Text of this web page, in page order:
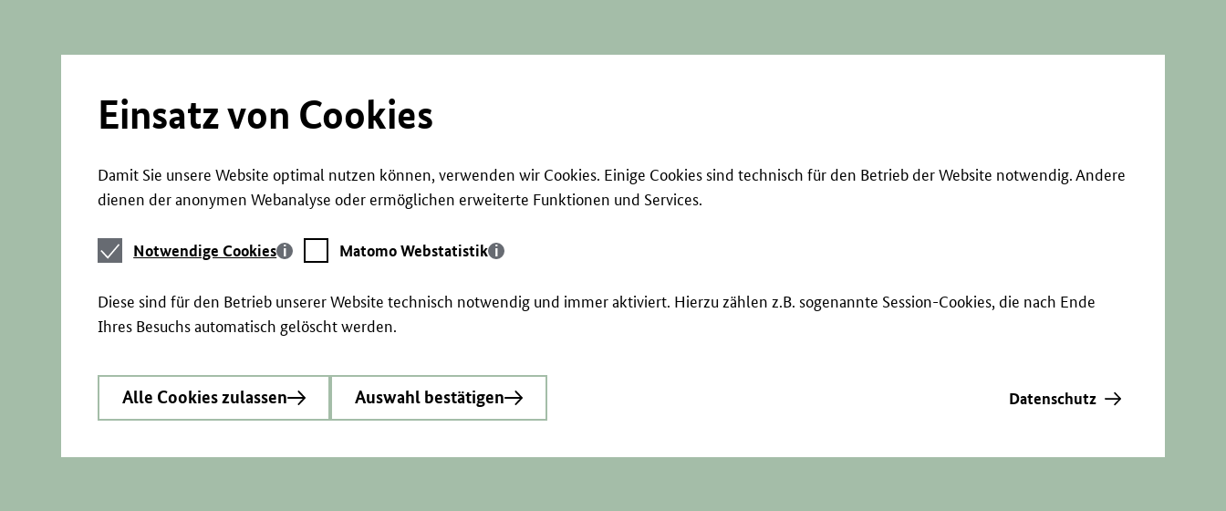
Einsatz von Cookies
Damit Sie unsere Website optimal nutzen können, verwenden wir Cookies. Einige Cookies sind technisch für den Betrieb der Website notwendig. Andere
dienen der anonymen Webanalyse oder ermöglichen erweiterte Funktionen und Services.
Notwendige
Cookies
Notwendige Cookies
Matomo
Webstatistik
Matomo Webstatistik
Diese sind für den Betrieb unserer Website technisch notwendig und immer aktiviert. Hierzu zählen z.B. sogenannte Session-Cookies, die nach Ende
Ihres Besuchs automatisch gelöscht werden.
Alle Cookies zulassen Auswahl bestätigen Datenschutz